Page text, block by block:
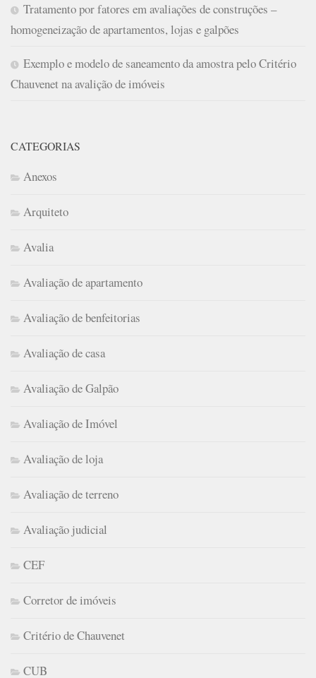
Tratamento por fatores em avaliações de construções –
homogeneização de apartamentos, lojas e galpões
Exemplo e modelo de saneamento da amostra pelo Critério
Chauvenet na avalição de imóveis
CATEGORIAS
Anexos
Arquiteto
Avalia
Avaliação de apartamento
Avaliação de benfeitorias
Avaliação de casa
Avaliação de Galpão
Avaliação de Imóvel
Avaliação de loja
Avaliação de terreno
Avaliação judicial
CEF
Corretor de imóveis
Critério de Chauvenet
CUB